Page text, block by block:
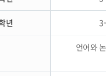
년
언어와